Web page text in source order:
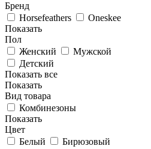
Бренд
Horsefeathers
Oneskee
Показать
Пол
Женский
Мужской
Детский
Показать все
Показать
Вид товара
Комбинезоны
Показать
Цвет
Белый
Бирюзовый